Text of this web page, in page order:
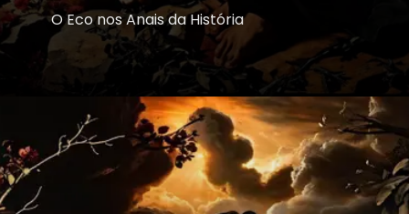
O Eco nos Anais da História